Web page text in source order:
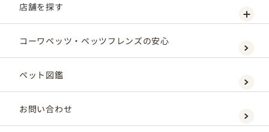
店舗を探す
コーワペッツ・ペッツフレンズの安心
ペット図鑑
お問い合わせ